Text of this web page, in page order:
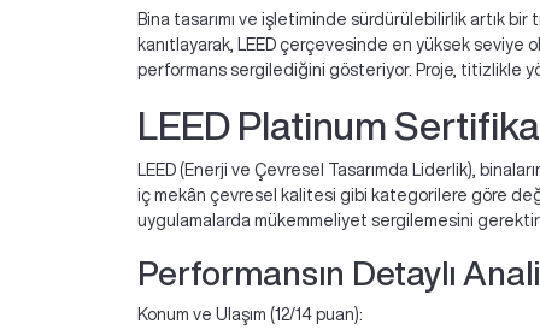
Bina tasarımı ve işletiminde sürdürülebilirlik artık bir
kanıtlayarak, LEED çerçevesinde en yüksek seviye
performans sergilediğini gösteriyor. Proje, titizlikle
LEED Platinum
LEED (Enerji ve Çevresel Tasarımda Liderlik),
iç mekân çevresel kalitesi gibi kategorilere göre
uygulamalarda mükemmeliyet sergilemesini
Performansın Detaylı
Konum ve Ulaşım (12/14 puan):